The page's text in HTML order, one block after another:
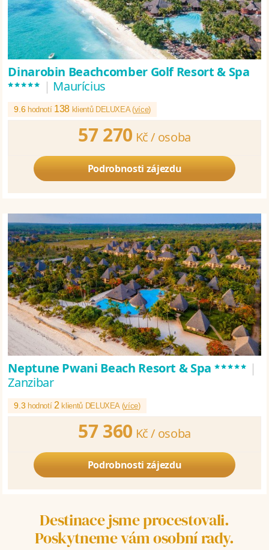
Dinarobin Beachcomber Golf Resort & Spa
***** | Maurícius
9.6 hodnotí 138 klientů DELUXEA (více)
57 270 Kč / osoba
Podrobnosti zájezdu
Neptune Pwani Beach Resort & Spa ***** |
Zanzibar
9.3 hodnotí 2 klientů DELUXEA (více)
57 360 Kč / osoba
Podrobnosti zájezdu
Destinace jsme procestovali.
Poskytneme vám osobní rady.